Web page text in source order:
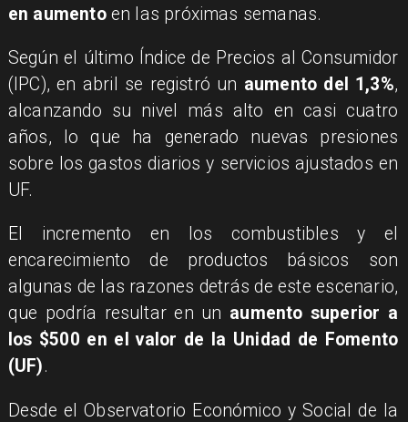
en aumentoen las próximas semanas.
Según el último Índice de Precios al Consumidor
(IPC), en abril se registró un aumento del 1,3%,
alcanzando su nivel más alto en casi cuatro
años, lo que ha generado nuevas presiones
sobre los gastos diarios y servicios ajustados en
UF.
El incremento en los combustibles y el
encarecimiento de productos básicos son
algunas de las razones detrás de este escenario,
que podría resultar en un aumento superior a
los $500 en el valor de la Unidad de Fomento
(UF).
Desde el Observatorio Económico y Social de la